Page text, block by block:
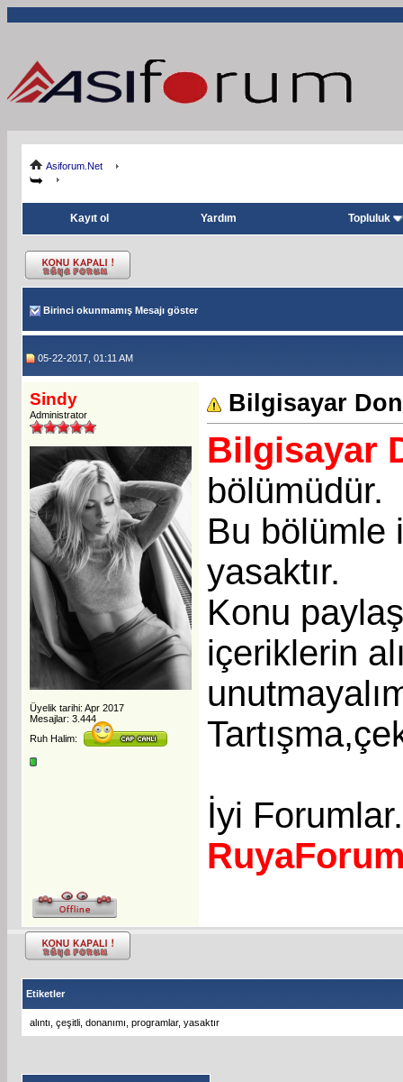
Asiforum.Net
Kayıt ol Yardım Topluluk
Birinci okunmamış Mesajı göster
05-22-2017, 01:11 AM
Sindy
Administrator
Üyelik tarihi: Apr 2017
Mesajlar: 3.444
Ruh Halim:
Bilgisayar
Bilgisayar
bölümüdür.
Bu bölümle
yasaktır.
Konu
içeriklerin
İyi Forumlar.
Etiketler
alıntı çeşitli donanımı programlar, yasaktır